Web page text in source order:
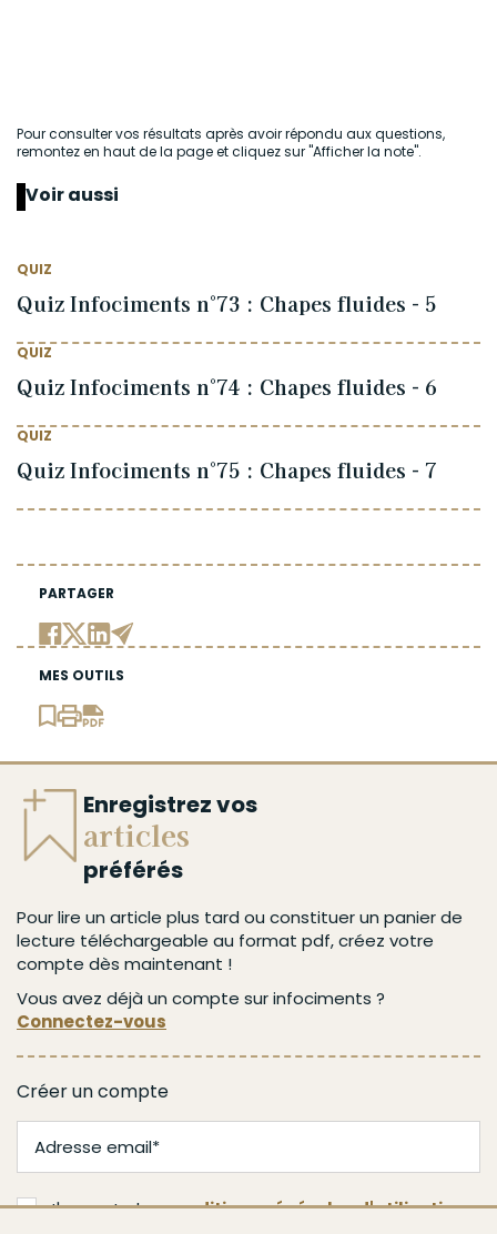
PARTAGER
MES OUTILS
Pour consulter vos résultats après avoir répondu aux questions,
remontez en haut de la page et cliquez sur "Afficher la note".
Voir aussi
QUIZ
Quiz Infociments n°73 : Chapes fluides - 5
QUIZ
Quiz Infociments n°74 : Chapes fluides - 6
QUIZ
Quiz Infociments n°75 : Chapes fluides - 7
Enregistrez vos
articles
préférés
Pour lire un article plus tard ou constituer un panier de
lecture téléchargeable au format pdf, créez votre
compte dès maintenant !
Vous avez déjà un compte sur infociments ?
Connectez-vous
Créer un compte
J'accepte lesconditions générales d'utilisation